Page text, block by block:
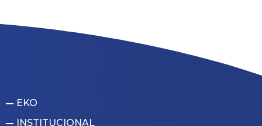
EKO
INSTITUCIONAL